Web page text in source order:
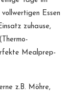
Essen
zuhause,
Mealprep-
z.B. Möhre,